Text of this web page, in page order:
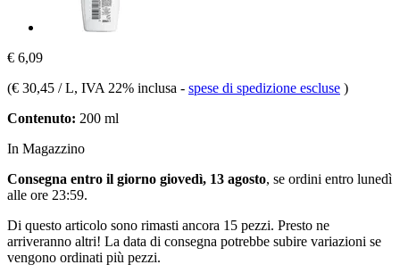
€ 6,09
(€ 30,45 / L, IVA 22% inclusa - spese di spedizione escluse )
Contenuto: 200 ml
In Magazzino
Consegna entro il giorno giovedì, 13 agosto, se ordini entro lunedì
alle ore 23:59.
Di questo articolo sono rimasti ancora 15 pezzi. Presto ne
arriveranno altri! La data di consegna potrebbe subire variazioni se
vengono ordinati più pezzi.